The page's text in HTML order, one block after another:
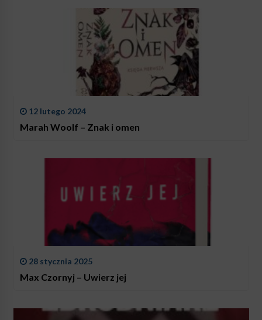
12 lutego 2024
Marah Woolf – Znak i omen
28 stycznia 2025
Max Czornyj – Uwierz jej